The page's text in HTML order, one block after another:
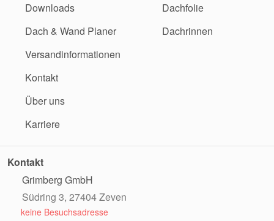
Downloads
Dach & Wand Planer
Versandinformationen
Kontakt
Über uns
Karriere
Dachfolie
Dachrinnen
Kontakt
Grimberg GmbH
Südring 3, 27404 Zeven
keine Besuchsadresse